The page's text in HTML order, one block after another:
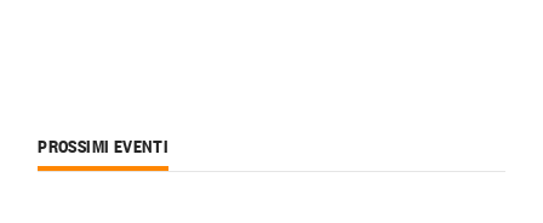
PROSSIMI EVENTI